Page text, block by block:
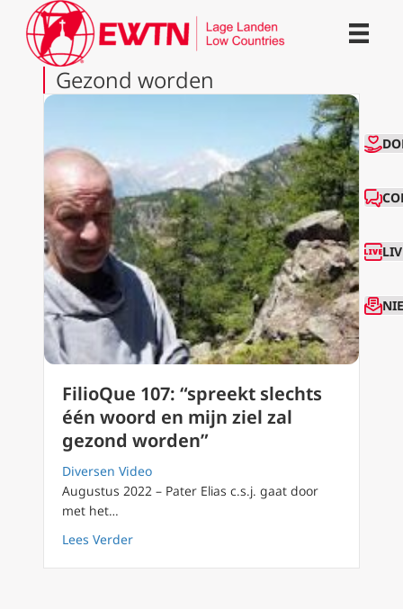
Gezond worden
FilioQue 107: “spreekt slechts
één woord en mijn ziel zal
gezond worden”
Diversen Video
Augustus 2022 – Pater Elias c.s.j. gaat door
met het…
Lees Verderabout FilioQue 107: “spreekt slechts één